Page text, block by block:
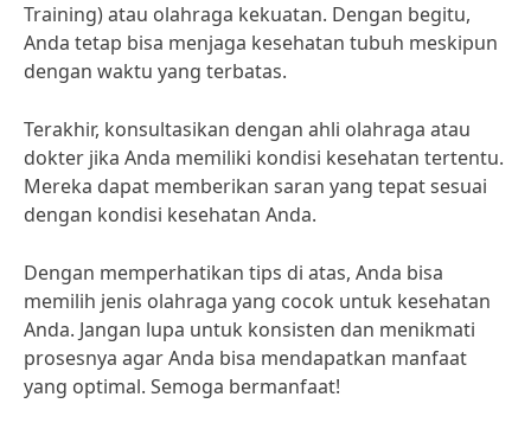
Training) atau olahraga kekuatan. Dengan begitu,
Anda tetap bisa menjaga kesehatan tubuh meskipun
dengan waktu yang terbatas.
Terakhir, konsultasikan dengan ahli olahraga atau
dokter jika Anda memiliki kondisi kesehatan tertentu.
Mereka dapat memberikan saran yang tepat sesuai
dengan kondisi kesehatan Anda.
Dengan memperhatikan tips di atas, Anda bisa
memilih jenis olahraga yang cocok untuk kesehatan
Anda. Jangan lupa untuk konsisten dan menikmati
prosesnya agar Anda bisa mendapatkan manfaat
yang optimal. Semoga bermanfaat!